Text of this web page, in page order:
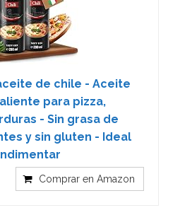
de chile - Aceite
para pizza,
- Sin grasa de
y sin gluten - Ideal
Comprar en Amazon